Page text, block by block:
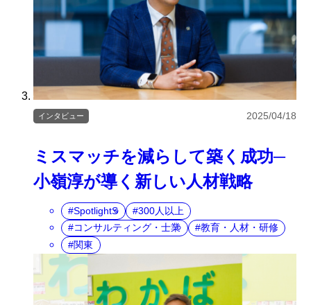
ミスマッチを減らして築く成功─
小嶺淳が導く新しい人材戦略
インタビュー 2025/04/18
SpotlightS
300人以上
コンサルティング・士業
教育・人材・研修
関東